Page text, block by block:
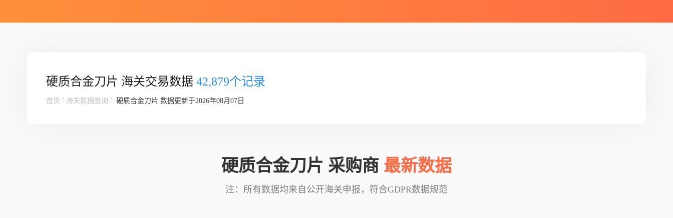
硬质合金刀片 海关交易数据 42,879个记录
首页 / 海关数据查询 / 硬质合金刀片 数据更新于2026年08月07日
硬质合金刀片 采购商 最新数据
注：所有数据均来自公开海关申报，符合GDPR数据规范